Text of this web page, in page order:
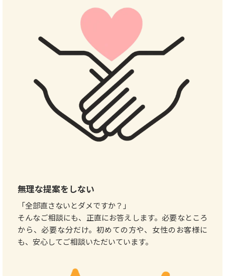
無理な提案をしない
「全部直さないとダメですか？」
そんなご相談にも、正直にお答えします。必要なところ
から、必要な分だけ。初めての方や、女性のお客様に
も、安心してご相談いただいています。